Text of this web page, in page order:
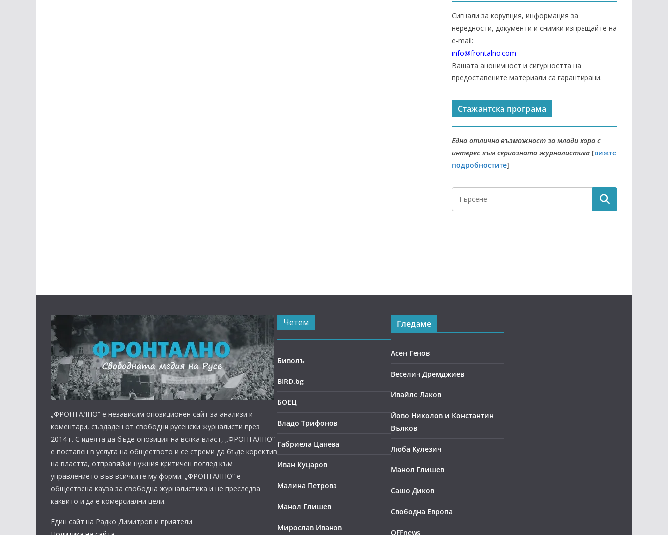
Сигнали за корупция, информация за
нередности, документи и снимки изпращайте на
е-mail:
info@frontalno.com
Вашата анонимност и сигурността на
предоставените материали са гарантирани.
Стажантска програма
Една отлична възможност за млади хора с
интерес към сериозната журналистика [вижте
подробностите]
„ФРОНТАЛНО“ е независим опозиционен сайт за анализи и
коментари, създаден от свободни русенски журналисти през
2014 г. С идеята да бъде опозиция на всяка власт, „ФРОНТАЛНО“
е поставен в услуга на обществото и се стреми да бъде коректив
на властта, отправяйки нужния критичен поглед към
управлението във всичките му форми. „ФРОНТАЛНО“ е
обществена кауза за свободна журналистика и не преследва
каквито и да е комерсиални цели.
Един сайт на Радко Димитров и приятели
Четем
Биволъ
BIRD.bg
БОЕЦ
Владо Трифонов
Габриела Цанева
Иван Куцаров
Малина Петрова
Манол Глишев
Мирослав Иванов
Гледаме
Асен Генов
Веселин Дремджиев
Ивайло Лаков
Йово Николов и Константин
Вълков
Люба Кулезич
Манол Глишев
Сашо Диков
Свободна Европа
OFFnews